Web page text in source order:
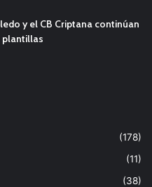
y el CB Criptana continúan
plantillas
(178)
(11)
(38)